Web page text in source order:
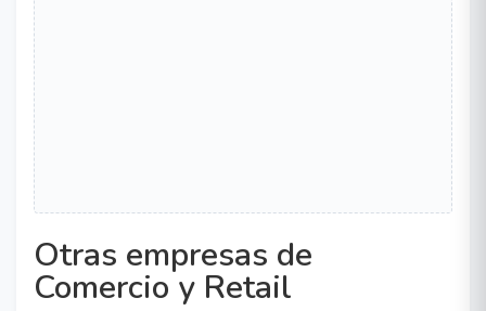
Otras empresas de
Comercio y Retail